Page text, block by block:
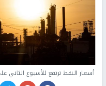
أسعار النفط ترتفع للأسبوع الثاني على